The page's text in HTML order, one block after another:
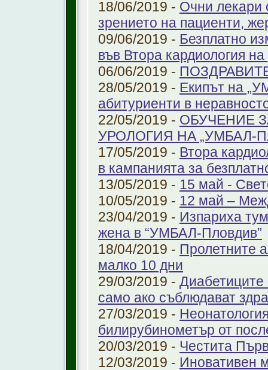
18/06/2019 - Очни лекари
зрението на пациенти,
09/06/2019 - Безплатно
във Втора кардиология
06/06/2019 -
28/05/2019 - Екипът на
абитуриенти в
22/05/2019 - ОБУЧЕНИЕ
УРОЛОГИЯ НА „УМБАЛ-
17/05/2019 - Втора
в кампанията за
13/05/2019 - 15 май -
10/05/2019 - 12 май –
23/04/2019 - Изпариха
жена в “УМБАЛ-Пловдив”
18/04/2019 - Пролетните
малко 10 дни
29/03/2019 - Диабетиците
само ако съблюдават
27/03/2019 -
билирубинометър от
20/03/2019 - Честита
12/03/2019 - Иновативен